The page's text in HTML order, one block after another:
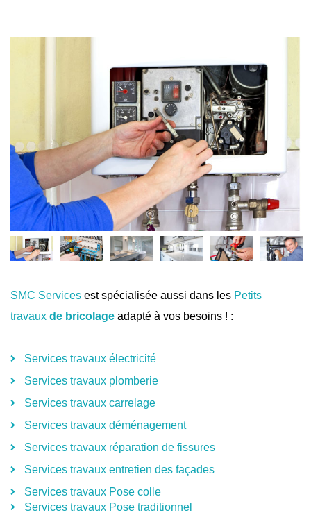
SMC Services est spécialisée aussi dans les Petits
travaux de bricolage adapté à vos besoins ! :
Services travaux électricité
Services travaux plomberie
Services travaux carrelage
Services travaux déménagement
Services travaux réparation de fissures
Services travaux entretien des façades
Services travaux Pose colle
Services travaux Pose traditionnel